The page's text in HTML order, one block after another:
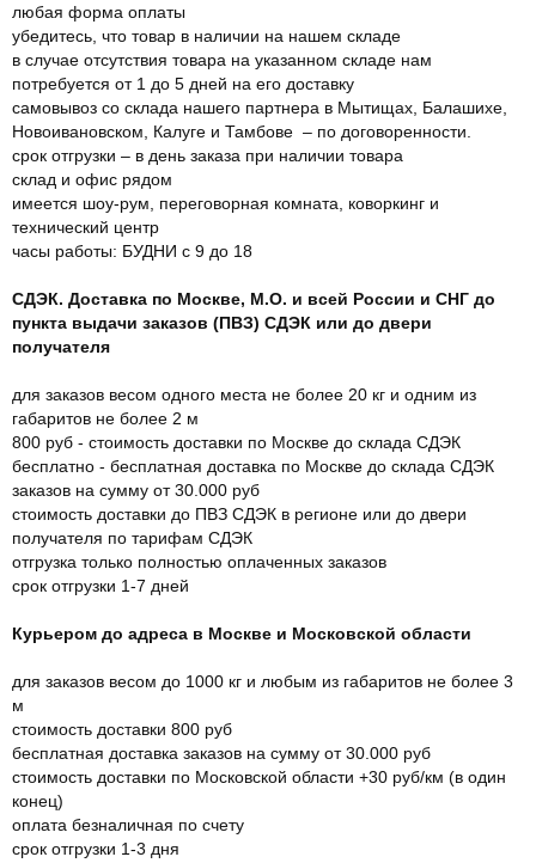
любая форма оплаты
убедитесь, что товар в наличии на нашем складе
в случае отсутствия товара на указанном складе нам
потребуется от 1 до 5 дней на его доставку
самовывоз со склада нашего партнера в Мытищах, Балашихе,
Новоивановском, Калуге и Тамбове – по договоренности.
срок отгрузки – в день заказа при наличии товара
склад и офис рядом
имеется шоу-рум, переговорная комната, коворкинг и
технический центр
часы работы: БУДНИ с 9 до 18
СДЭК. Доставка по Москве, М.О. и всей России и СНГ до
пункта выдачи заказов (ПВЗ) СДЭК или до двери
получателя
для заказов весом одного места не более 20 кг и одним из
габаритов не более 2 м
800 руб - стоимость доставки по Москве до склада СДЭК
бесплатно - бесплатная доставка по Москве до склада СДЭК
заказов на сумму от 30.000 руб
стоимость доставки до ПВЗ СДЭК в регионе или до двери
получателя по тарифам СДЭК
отгрузка только полностью оплаченных заказов
срок отгрузки 1-7 дней
Курьером до адреса в Москве и Московской области
для заказов весом до 1000 кг и любым из габаритов не более 3
м
стоимость доставки 800 руб
бесплатная доставка заказов на сумму от 30.000 руб
стоимость доставки по Московской области +30 руб/км (в один
конец)
оплата безналичная по счету
срок отгрузки 1-3 дня